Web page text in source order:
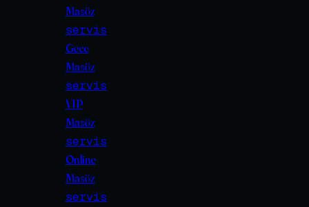
Masöz
servis
Gece
Masöz
servis
VIP
Masöz
servis
Online
Masöz
servis